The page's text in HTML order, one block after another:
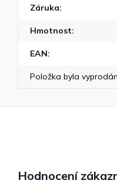
Záruka:
Hmotnost:
EAN:
Položka byla
Hodnocení